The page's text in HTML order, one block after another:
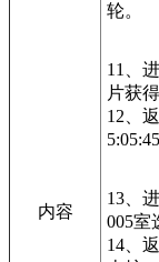
内容
轮。
11、
片获
12、
13、
005室
14、